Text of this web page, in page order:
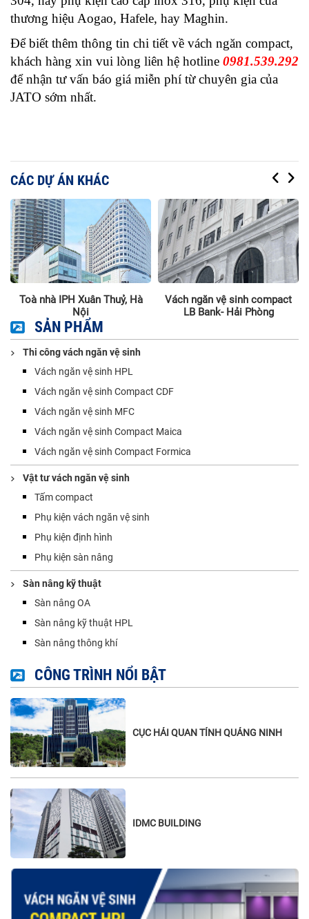
thương hiệu Aogao, Hafele, hay Maghin.
Để biết thêm thông tin chi tiết về vách ngăn compact,
khách hàng xin vui lòng liên hệ hotline 0981.539.292
để nhận tư vấn báo giá miễn phí từ chuyên gia của
JATO sớm nhất.
CÁC DỰ ÁN KHÁC
Toà nhà IPH Xuân Thuỷ, Hà
Nội
Vách ngăn vệ sinh compact
LB Bank- Hải Phòng
SẢN PHẨM
Thi công vách ngăn vệ sinh
Vách ngăn vệ sinh HPL
Vách ngăn vệ sinh Compact CDF
Vách ngăn vệ sinh MFC
Vách ngăn vệ sinh Compact Maica
Vách ngăn vệ sinh Compact Formica
Vật tư vách ngăn vệ sinh
Tấm compact
Phụ kiện vách ngăn vệ sinh
Phụ kiện định hình
Phụ kiện sàn nâng
Sàn nâng kỹ thuật
Sàn nâng OA
Sàn nâng kỹ thuật HPL
Sàn nâng thông khí
CÔNG TRÌNH NỔI BẬT
CỤC HẢI QUAN TỈNH QUẢNG NINH
IDMC BUILDING